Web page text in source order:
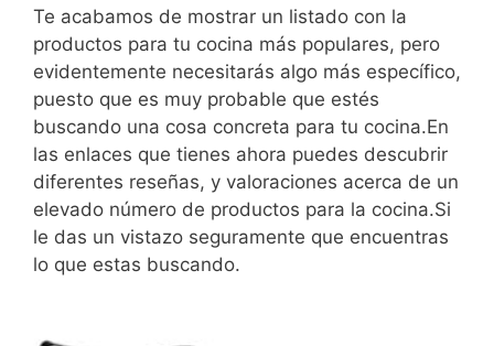
Te acabamos de mostrar un listado con la
productos para tu cocina más populares, pero
evidentemente necesitarás algo más específico,
puesto que es muy probable que estés
buscando una cosa concreta para tu cocina.En
las enlaces que tienes ahora puedes descubrir
diferentes reseñas, y valoraciones acerca de un
elevado número de productos para la cocina.Si
le das un vistazo seguramente que encuentras
lo que estas buscando.